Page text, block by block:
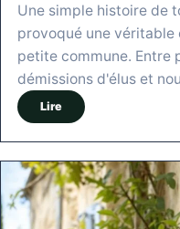
Une simple histoire de
provoqué une
petite commune. Entre
démissions d'élus et
Lire